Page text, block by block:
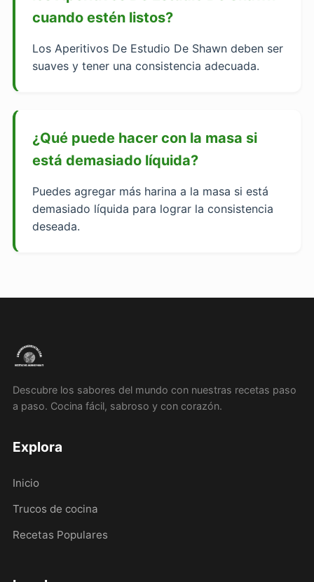
cuando estén listos?
Los Aperitivos De Estudio De Shawn deben ser
suaves y tener una consistencia adecuada.
¿Qué puede hacer con la masa si
está demasiado líquida?
Puedes agregar más harina a la masa si está
demasiado líquida para lograr la consistencia
deseada.
Descubre los sabores del mundo con nuestras recetas paso
a paso. Cocina fácil, sabroso y con corazón.
Explora
Inicio
Trucos de cocina
Recetas Populares